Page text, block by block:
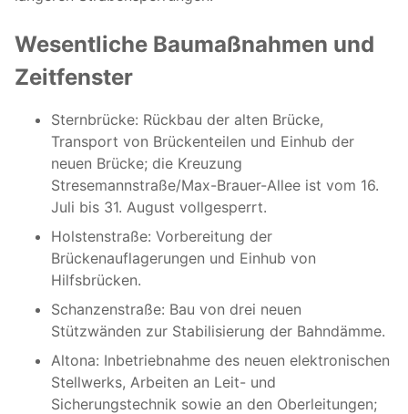
Wesentliche Baumaßnahmen und
Zeitfenster
Sternbrücke: Rückbau der alten Brücke,
Transport von Brückenteilen und Einhub der
neuen Brücke; die Kreuzung
Stresemannstraße/Max-Brauer-Allee ist vom 16.
Juli bis 31. August vollgesperrt.
Holstenstraße: Vorbereitung der
Brückenauflagerungen und Einhub von
Hilfsbrücken.
Schanzenstraße: Bau von drei neuen
Stützwänden zur Stabilisierung der Bahndämme.
Altona: Inbetriebnahme des neuen elektronischen
Stellwerks, Arbeiten an Leit- und
Sicherungstechnik sowie an den Oberleitungen;